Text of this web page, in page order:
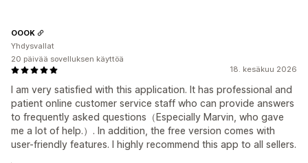
18. kesäkuu 2026
I am very satisfied with this application. It has professional and
patient online customer service staff who can provide answers
to frequently asked questions（Especially Marvin, who gave
me a lot of help.）. In addition, the free version comes with
user-friendly features. I highly recommend this app to all sellers.
OOOK
Yhdysvallat
20 päivää sovelluksen käyttöä